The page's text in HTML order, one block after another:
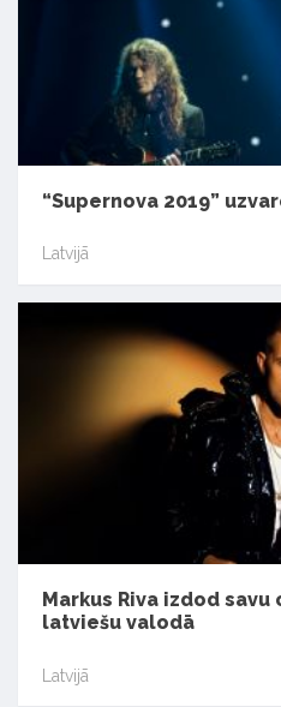
“Supernova 2019”
Latvijā
Markus Riva izdod
latviešu valodā
Latvijā